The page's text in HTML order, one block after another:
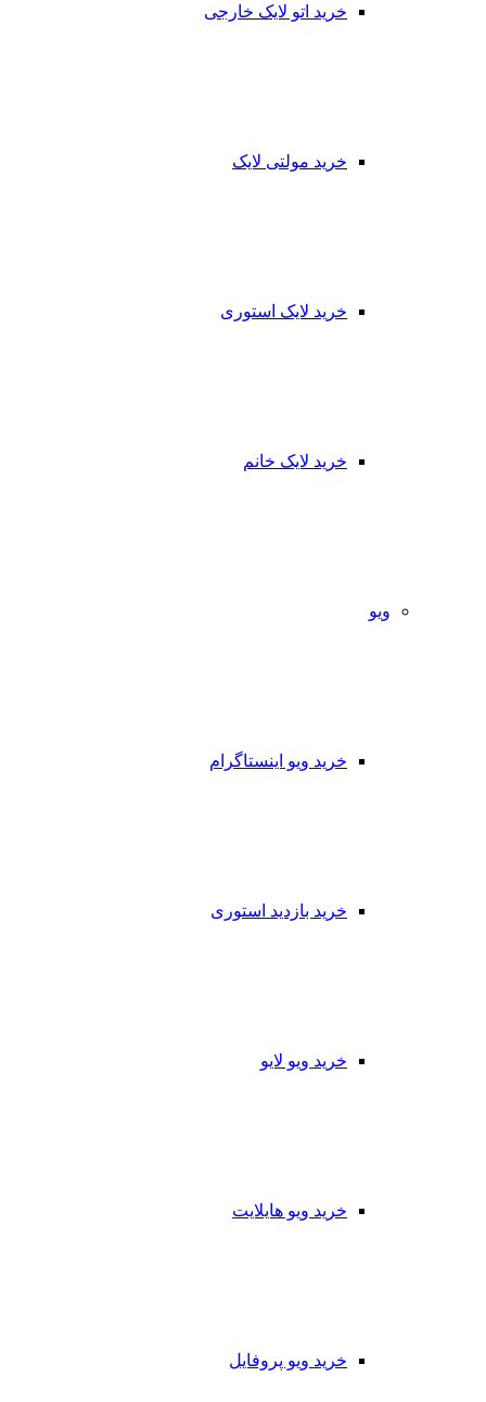
خرید اتو لایک خارجی
خرید مولتی لایک
خرید لایک استوری
خرید لایک خانم
ویو
خرید ویو اینستاگرام
خرید بازدید استوری
خرید ویو لایو
خرید ویو هایلایت
خرید ویو پروفایل